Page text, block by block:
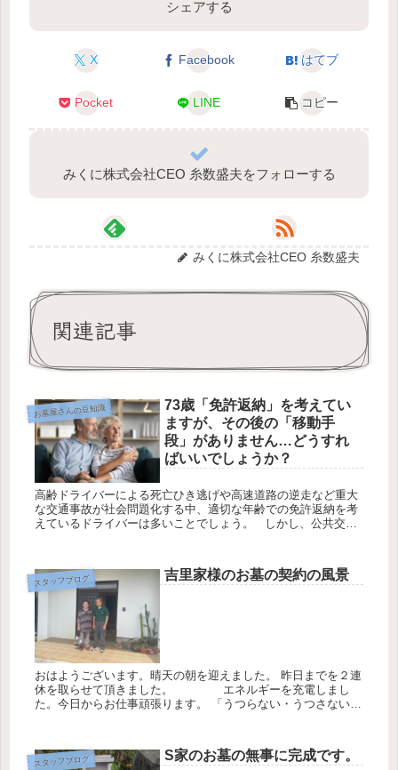
シェアする
X Facebook はてブ
Pocket LINE コピー
みくに株式会社CEO 糸数盛夫をフォローする
みくに株式会社CEO 糸数盛夫
関連記事
お墓屋さんの豆知識
73歳「免許返納」を考えてい
ますが、その後の「移動手
段」がありません…どうすれ
ばいいでしょうか？
高齢ドライバーによる死亡ひき逃げや高速道路の逆走など重大
な交通事故が社会問題化する中、適切な年齢での免許返納を考
えているドライバーは多いことでしょう。 しかし、公共交通
スタッフブログ 吉里家様のお墓の契約の風景
おはようございます。晴天の朝を迎えました。 昨日までを２連
休を取らせて頂きました。 エネルギーを充電しまし
た。今日からお仕事頑張ります。 「うつらない・うつさない」
スタッフブログ S家のお墓の無事に完成です。